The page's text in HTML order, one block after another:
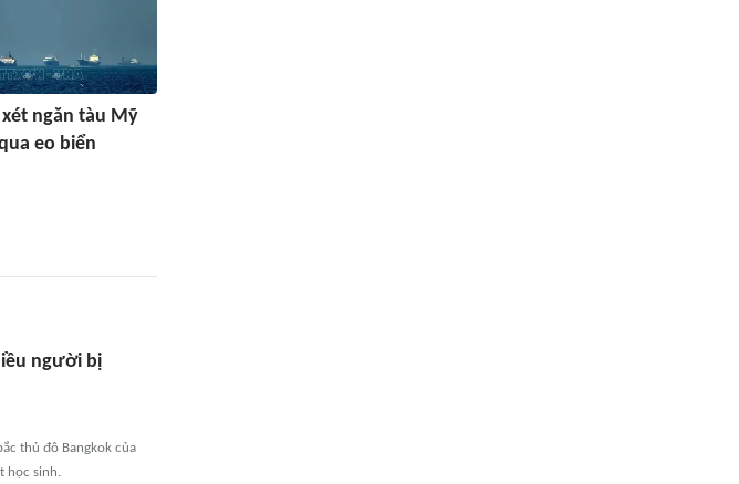
ngăn tàu Mỹ
eo biển
người bị
thủ đô Bangkok của
học sinh.